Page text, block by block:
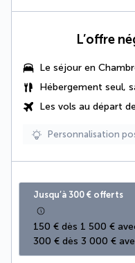
L’offre
Le séjour en
Hébergement seul,
Les vols au départ
Personnalisation
Jusqu’à 300 € offerts
150 € dès 1 500 €
300 € dès 3 000 €